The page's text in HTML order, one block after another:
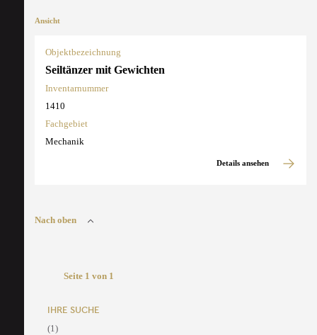
Ansicht
Objektbezeichnung
Seiltänzer mit Gewichten
Inventarnummer
1410
Fachgebiet
Mechanik
Details ansehen
Nach oben
Seite 1 von 1
IHRE SUCHE
(1)